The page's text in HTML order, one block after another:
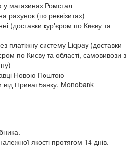
у магазинах Ромстал
рахунок (по реквізитах)
(доставки курʼєром по Києву та
платіжну систему Liqpay (доставки
по Києву та області, самовивози з
Новою Поштою
ПриватБанку, Monobank
якості протягом 14 днів.